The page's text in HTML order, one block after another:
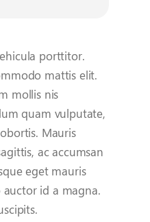
porttitor.
mattis elit.
mollis nis
quam vulputate,
Mauris
ac accumsan
eget mauris
id a magna.